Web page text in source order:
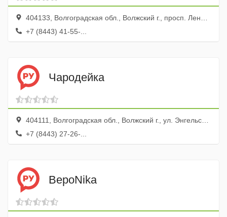
404133, Волгоградская обл., Волжский г., просп. Ленина, 34
+7 (8443) 41-55-...
Чародейка
404111, Волгоградская обл., Волжский г., ул. Энгельса, 11
+7 (8443) 27-26-...
ВероNika